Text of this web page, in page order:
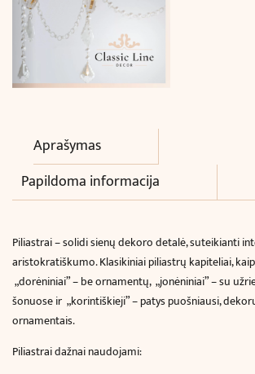
Aprašymas
Papildoma informacija
Piliastrai – solidi sienų dekoro detalė, suteikianti
aristokratiškumo. Klasikiniai piliastrų kapiteliai,
„dorėniniai” – be ornamentų, „jonėniniai” – su
šonuose ir „korintiškieji” – patys puošniausi,
ornamentais.
Piliastrai dažnai naudojami: